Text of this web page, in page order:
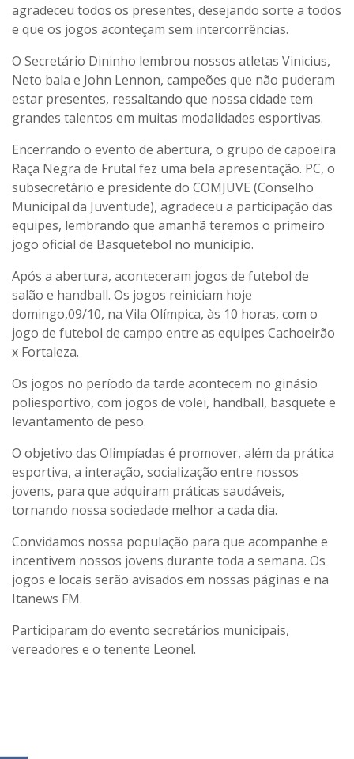
agradeceu todos os presentes, desejando sorte a todos
e que os jogos aconteçam sem intercorrências.
O Secretário Dininho lembrou nossos atletas Vinicius,
Neto bala e John Lennon, campeões que não puderam
estar presentes, ressaltando que nossa cidade tem
grandes talentos em muitas modalidades esportivas.
Encerrando o evento de abertura, o grupo de capoeira
Raça Negra de Frutal fez uma bela apresentação. PC, o
subsecretário e presidente do COMJUVE (Conselho
Municipal da Juventude), agradeceu a participação das
equipes, lembrando que amanhã teremos o primeiro
jogo oficial de Basquetebol no município.
Após a abertura, aconteceram jogos de futebol de
salão e handball. Os jogos reiniciam hoje
domingo,09/10, na Vila Olímpica, às 10 horas, com o
jogo de futebol de campo entre as equipes Cachoeirão
x Fortaleza.
Os jogos no período da tarde acontecem no ginásio
poliesportivo, com jogos de volei, handball, basquete e
levantamento de peso.
O objetivo das Olimpíadas é promover, além da prática
esportiva, a interação, socialização entre nossos
jovens, para que adquiram práticas saudáveis,
tornando nossa sociedade melhor a cada dia.
Convidamos nossa população para que acompanhe e
incentivem nossos jovens durante toda a semana. Os
jogos e locais serão avisados em nossas páginas e na
Itanews FM.
Participaram do evento secretários municipais,
vereadores e o tenente Leonel.